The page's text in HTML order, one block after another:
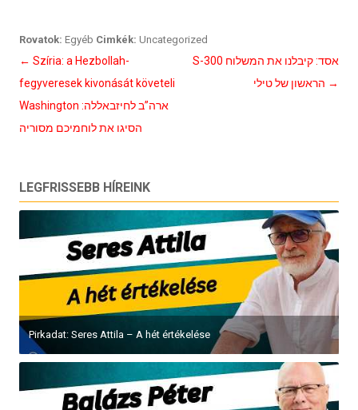
Rovatok: Egyéb Cimkék: Uncategorized
Bejegyzés
navigáció
← Szíria: a Hezbollah-
fegyveresek kivonását követeli
Washington ארה”ב לחיזבאללה:
הסיגו את לוחמיכם מסוריה
S-300 אסד: קיבלנו את המשלוח
→
LEGFRISSEBB HÍREINK
Pirkadat: Seres Attila – A hét értékelése